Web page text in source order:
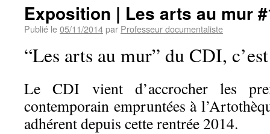
Exposition | Les arts au mur
Publié le05/11/2014par Professeur documentaliste
“Les arts au mur” du CDI,
Le CDI vient d’accrocher les
contemporain empruntées à
adhérent depuis cette rentrée 2014.